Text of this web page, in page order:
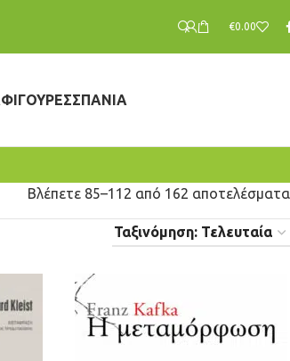
€0.00
ΦΙΓΟΎΡΕΣΣΠΆΝΙΑ
Βλέπετε 85–112 από 162 αποτελέσματα